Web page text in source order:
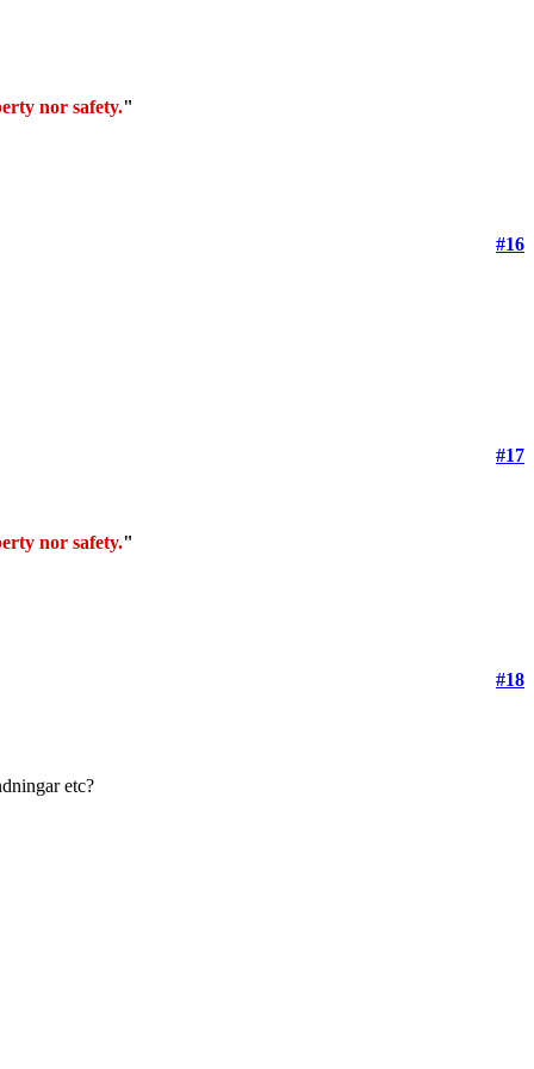
nor safety."
#16
#17
nor safety."
#18
etc?